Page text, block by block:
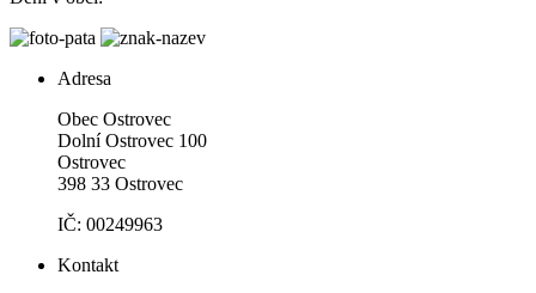
Adresa
Obec Ostrovec
Dolní Ostrovec 100
Ostrovec
398 33 Ostrovec
IČ: 00249963
Kontakt